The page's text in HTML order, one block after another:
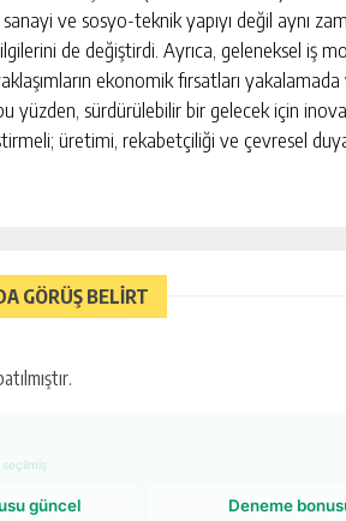
ve sosyo-teknik yapıyı değil aynı
de değiştirdi. Ayrıca, geleneksel iş
ekonomik fırsatları
yüzden, sürdürülebilir bir gelecek için
üretimi, rekabetçiliği ve çevresel
GÖRÜŞ BELİRT
güncel Deneme